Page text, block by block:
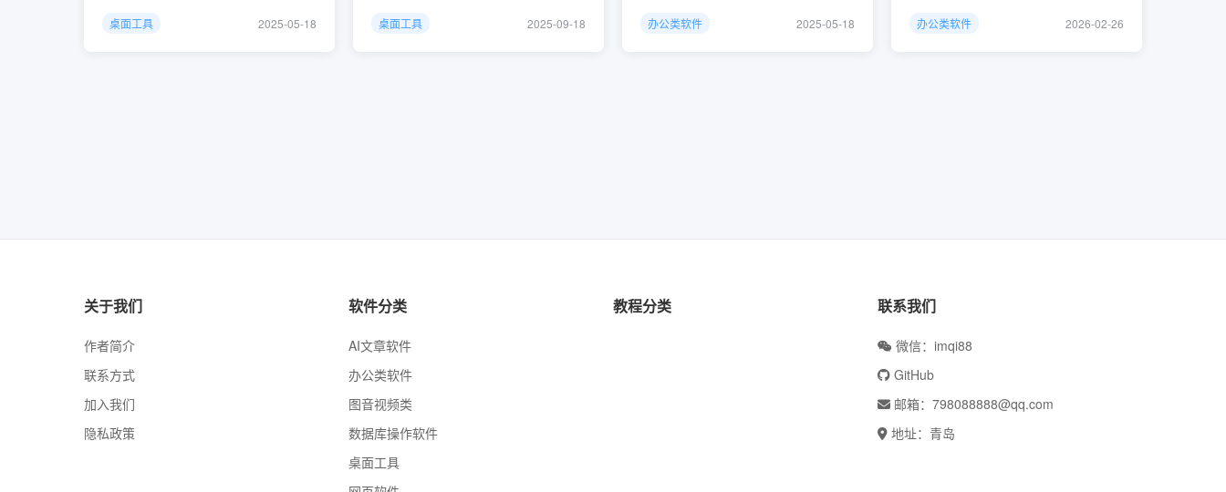
明:其中{{title}}是
桌面工具 2025-05-18 桌面工具 2025-09-18 办公类软件 2025-05-18 办公类软件 2026-02-26
关于我们
作者简介
联系方式
加入我们
隐私政策
软件分类
AI文章软件
办公类软件
图音视频类
数据库操作软件
桌面工具
教程分类 联系我们
微信：imqi88
GitHub
邮箱：798088888@qq.com
地址：青岛